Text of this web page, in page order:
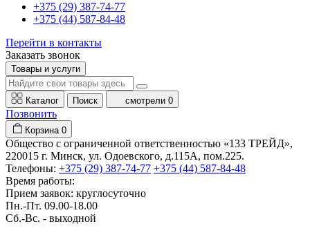
+375 (29) 387-74-77
+375 (44) 587-84-48
Перейти в контакты
Заказать звонок
Товары и услуги
Каталог Поиск смотрели 0
Позвонить
Корзина 0
Общество с ограниченной ответственностью «133 ТРЕЙД»,
220015 г. Минск, ул. Одоевского, д.115А, пом.225.
Телефоны: +375 (29) 387-74-77 +375 (44) 587-84-48
Время работы:
Прием заявок: круглосуточно
Пн.-Пт. 09.00-18.00
Cб.-Вс. - выходной